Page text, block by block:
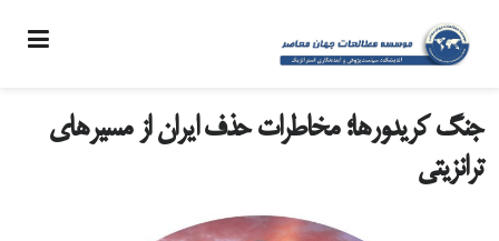
جنگ کریدورها؛ مخاطرات حذف ایران از مسیرهای
ترانزیتی